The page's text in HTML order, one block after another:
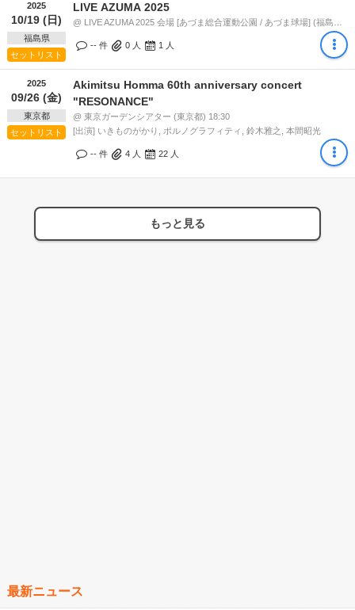
2025
10/19 (日)
福島県
セットリスト
LIVE AZUMA 2025
-- 件 0 人 1 人
2025
09/26 (金)
東京都
セットリスト
Akimitsu Homma 60th anniversary concert
"RESONANCE"
@ 東京ガーデンシアター (東京都) 18:30
[出演] いきものがかり, ポルノグラフィティ, 鈴木雅之, 本間昭光
-- 件 4 人 22 人
もっと見る
最新ニュース